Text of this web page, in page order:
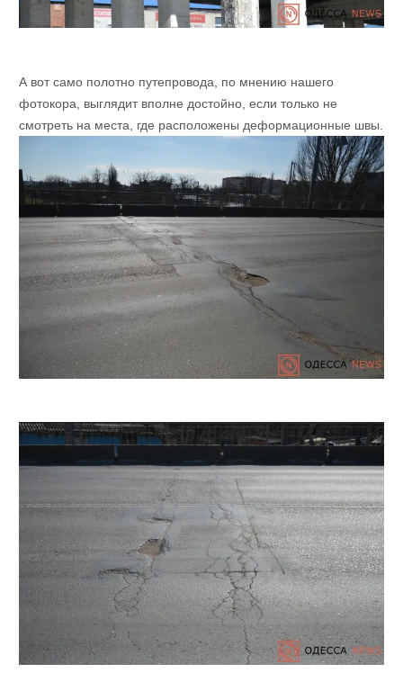
А вот само полотно путепровода, по мнению нашего
фотокора, выглядит вполне достойно, если только не
смотреть на места, где расположены деформационные швы.